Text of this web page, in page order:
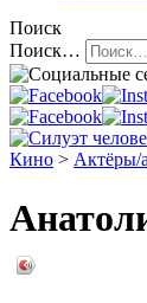
Поиск
Поиск…
Кино > Актёры/